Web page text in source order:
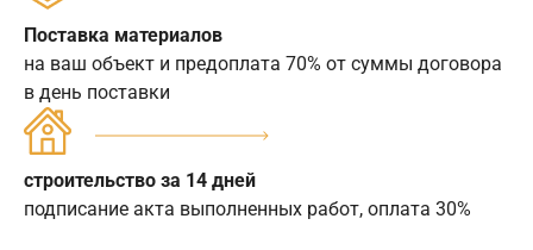
Поставка материалов
на ваш объект и предоплата 70% от суммы договора
в день поставки
строительство за 14 дней
подписание акта выполненных работ, оплата 30%